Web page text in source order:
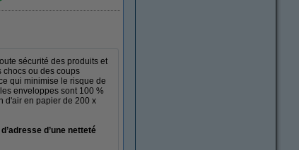
sécurité des produits et
chocs ou des coups
qui minimise le risque de
enveloppes sont 100 %
d'air en papier de 200 x
d’une netteté